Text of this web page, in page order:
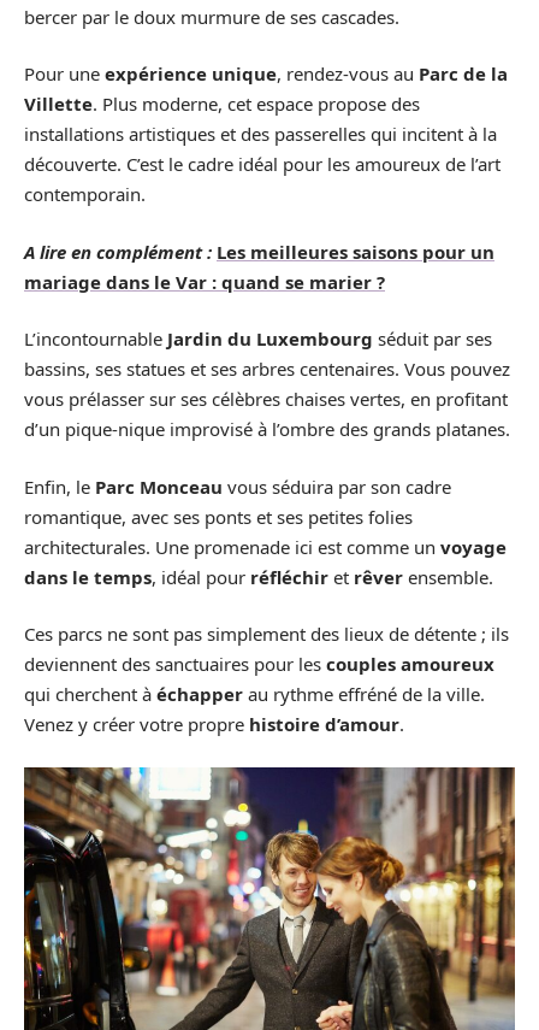
bercer par le doux murmure de ses cascades.
Pour une expérience unique, rendez-vous au Parc de la
Villette. Plus moderne, cet espace propose des
installations artistiques et des passerelles qui incitent à la
découverte. C’est le cadre idéal pour les amoureux de l’art
contemporain.
A lire en complément : Les meilleures saisons pour un
mariage dans le Var : quand se marier ?
L’incontournable Jardin du Luxembourg séduit par ses
bassins, ses statues et ses arbres centenaires. Vous pouvez
vous prélasser sur ses célèbres chaises vertes, en profitant
d’un pique-nique improvisé à l’ombre des grands platanes.
Enfin, le Parc Monceau vous séduira par son cadre
romantique, avec ses ponts et ses petites folies
architecturales. Une promenade ici est comme un voyage
dans le temps, idéal pour réfléchir et rêver ensemble.
Ces parcs ne sont pas simplement des lieux de détente ; ils
deviennent des sanctuaires pour les couples amoureux
qui cherchent à échapper au rythme effréné de la ville.
Venez y créer votre propre histoire d’amour.